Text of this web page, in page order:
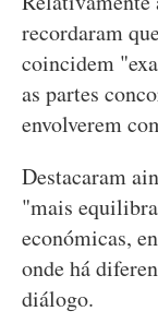
recordaram
coincidem
as partes
envolverem
Destacaram
"mais
económicas,
onde há
diálogo.